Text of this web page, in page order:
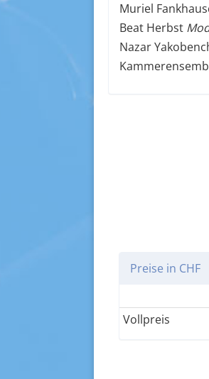
Muriel
Beat Herbst
Nazar
Preise in CHF
Vollpreis